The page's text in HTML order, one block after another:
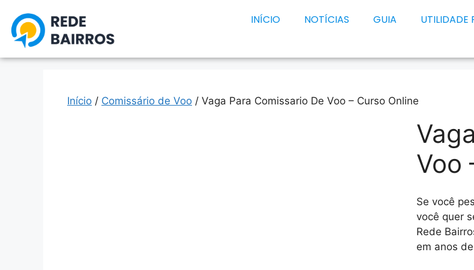
INÍCIO NOTÍCIAS GUIA UTILIDADE
Início / Comissário de Voo / Vaga Para Comissario De Voo – Curso Online
Voo
Se você
você quer
Rede
em anos